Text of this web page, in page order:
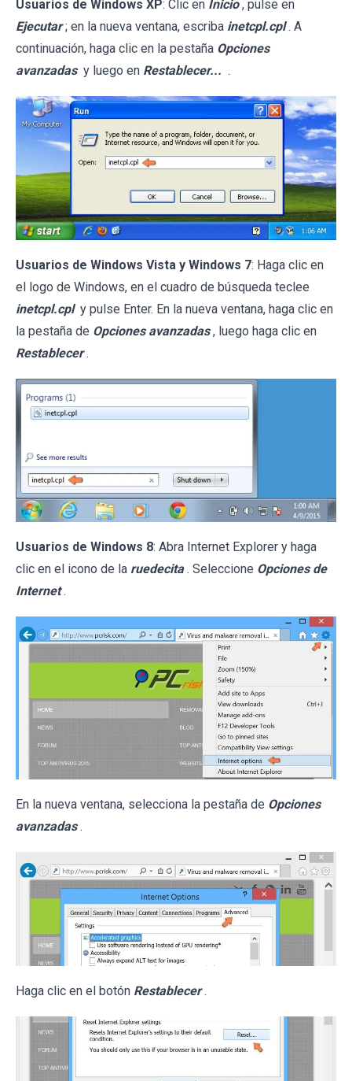
Usuarios de Windows XP: Clic en Inicio , pulse en
Ejecutar ; en la nueva ventana, escriba inetcpl.cpl . A
continuación, haga clic en la pestaña Opciones
avanzadas y luego en Restablecer... .
Usuarios de Windows Vista y Windows 7: Haga clic en
el logo de Windows, en el cuadro de búsqueda teclee
inetcpl.cpl y pulse Enter. En la nueva ventana, haga clic en
la pestaña de Opciones avanzadas , luego haga clic en
Restablecer .
Usuarios de Windows 8: Abra Internet Explorer y haga
clic en el icono de la ruedecita . Seleccione Opciones de
Internet .
En la nueva ventana, selecciona la pestaña de Opciones
avanzadas .
Haga clic en el botón Restablecer .